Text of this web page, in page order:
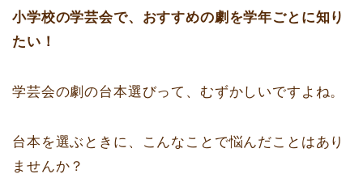
小学校の学芸会で、おすすめの劇を学年ごとに知り
たい！
学芸会の劇の台本選びって、むずかしいですよね。
台本を選ぶときに、こんなことで悩んだことはあり
ませんか？